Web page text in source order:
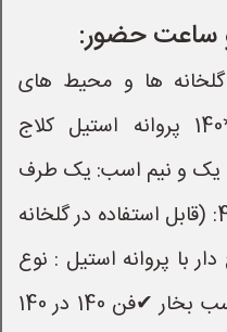
و ساعت حضور:
ها و محیط های
حساس به حشره ✔فن140*140 پروانه استیل کلاج
یک و نیم اسب: یک طرف
دمپر یک طرف طوری: عرض 45: (قابل استفاده در گلخانه
✔فن100*100 کلاج دار با پروانه استیل : نوع
موتور الکتروژن با قدرت یک اسب بخار ✔فن 140 در 140